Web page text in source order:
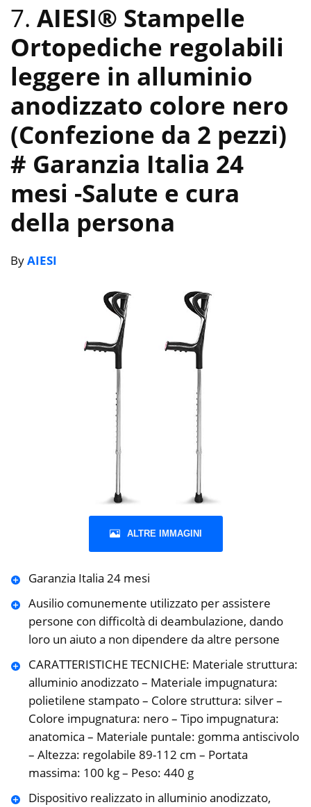
7. AIESI® Stampelle
Ortopediche regolabili
leggere in alluminio
anodizzato colore nero
(Confezione da 2 pezzi)
# Garanzia Italia 24
mesi -Salute e cura
della persona
ByAIESI
ALTRE IMMAGINI
Garanzia Italia 24 mesi
Ausilio comunemente utilizzato per assistere
persone con difficoltà di deambulazione, dando
loro un aiuto a non dipendere da altre persone
CARATTERISTICHE TECNICHE: Materiale struttura:
alluminio anodizzato – Materiale impugnatura:
polietilene stampato – Colore struttura: silver –
Colore impugnatura: nero – Tipo impugnatura:
anatomica – Materiale puntale: gomma antiscivolo
– Altezza: regolabile 89-112 cm – Portata
massima: 100 kg – Peso: 440 g
Dispositivo realizzato in alluminio anodizzato,